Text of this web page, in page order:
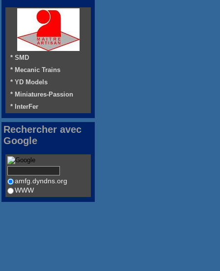
* SMD
* Mecanic Trains
* YD Models
* Miniatures-Passion
* InterFer
Rechercher avec
Google
amfg.dyndns.org
WWW